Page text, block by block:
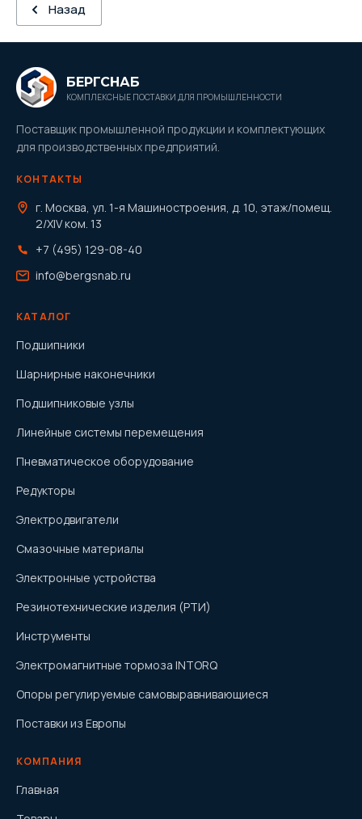
Назад
БЕРГСНАБ
КОМПЛЕКСНЫЕ ПОСТАВКИ ДЛЯ ПРОМЫШЛЕННОСТИ
Поставщик промышленной продукции и комплектующих
для производственных предприятий.
КАТАЛОГ
Подшипники
Шарнирные наконечники
Подшипниковые узлы
Линейные системы перемещения
Пневматическое оборудование
Редукторы
Электродвигатели
Смазочные материалы
Электронные устройства
Резинотехнические изделия (РТИ)
Инструменты
Электромагнитные тормоза INTORQ
Опоры регулируемые самовыравнивающиеся
Поставки из Европы
КОМПАНИЯ
Главная
КОНТАКТЫ
г. Москва, ул. 1-я Машиностроения, д. 10, этаж/помещ.
2/XIV ком. 13
+7 (495) 129-08-40
info@bergsnab.ru